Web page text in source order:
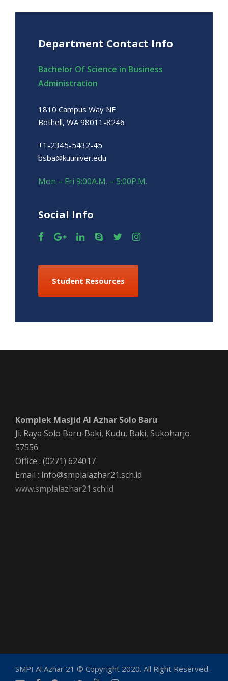
Department Contact Info
Bachelor Of Science in Business
Administration
1810 Campus Way NE
Bothell, WA 98011-8246
+1-2345-5432-45
bsba@kuuniver.edu
Mon – Fri 9:00A.M. – 5:00P.M.
Social Info
Student Resources
Komplek Masjid Al Azhar Solo Baru
Jl. Raya Solo Baru-Baki, Kudu, Baki, Sukoharjo
57556
Office : (0271) 624017
Email : info@smpialazhar21.sch.id
www.smpialazhar21.sch.id
SMPI Al Azhar 21 © Copyright 2020. All Right Reserved.